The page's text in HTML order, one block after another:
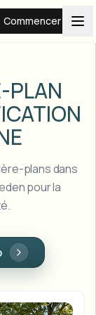
Commencer
PLAN
plans dans
pour la